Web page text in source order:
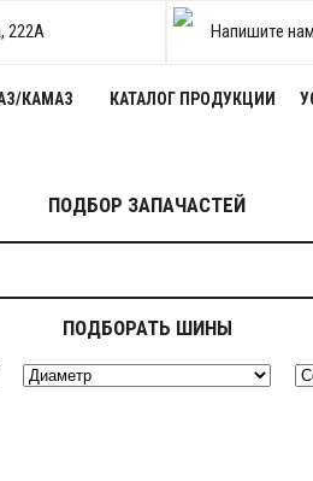
222А Напишите нам
КАМАЗ КАТАЛОГ ПРОДУКЦИИ
ПОДБОР ЗАПАЧАСТЕЙ
ПОДБОРАТЬ ШИНЫ